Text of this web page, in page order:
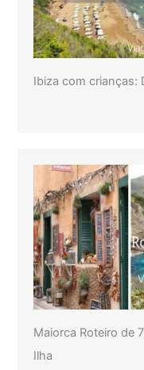
Ibiza com crianças:
Maiorca Roteiro de
Ilha